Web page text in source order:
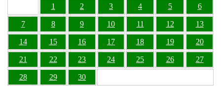
1
2 3 4 5 6
7 8 9 10 11 12 13
14 15 16 17 18 19 20
21 22 23 24 25 26 27
28 29 30